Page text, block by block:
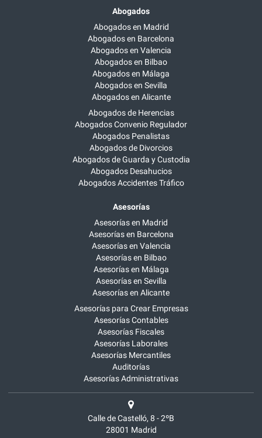
Abogados
Abogados en Madrid
Abogados en Barcelona
Abogados en Valencia
Abogados en Bilbao
Abogados en Málaga
Abogados en Sevilla
Abogados en Alicante
Abogados de Herencias
Abogados Convenio Regulador
Abogados Penalistas
Abogados de Divorcios
Abogados de Guarda y Custodia
Abogados Desahucios
Abogados Accidentes Tráfico
Asesorías
Asesorías en Madrid
Asesorías en Barcelona
Asesorías en Valencia
Asesorías en Bilbao
Asesorías en Málaga
Asesorías en Sevilla
Asesorías en Alicante
Asesorías para Crear Empresas
Asesorías Contables
Asesorías Fiscales
Asesorías Laborales
Asesorías Mercantiles
Auditorías
Asesorías Administrativas
Calle de Castelló, 8 - 2ºB
28001 Madrid